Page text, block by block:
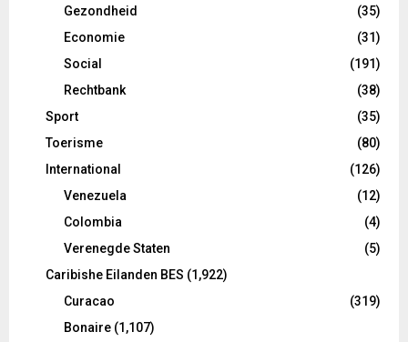
Gezondheid
(35)
Economie
(31)
Social
(191)
Rechtbank
(38)
Sport
(35)
Toerisme
(80)
International
(126)
Venezuela
(12)
Colombia
(4)
Verenegde Staten
(5)
Caribishe Eilanden BES (1,922)
Curacao
(319)
Bonaire (1,107)